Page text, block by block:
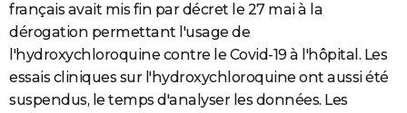
français avait mis fin par décret le 27 mai à la
dérogation permettant l'usage de
l'hydroxychloroquine contre le Covid-19 à l'hôpital. Les
essais cliniques sur l'hydroxychloroquine ont aussi été
suspendus, le temps d'analyser les données. Les